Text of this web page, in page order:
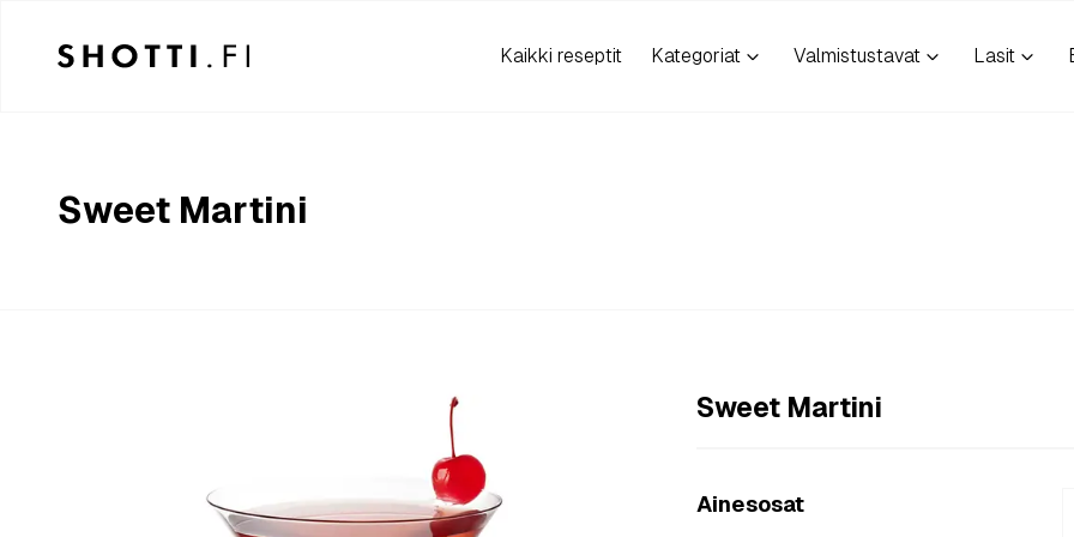
Kaikki reseptit Kategoriat Valmistustavat Lasit
Sweet Martini
Sweet Martini
Ainesosat